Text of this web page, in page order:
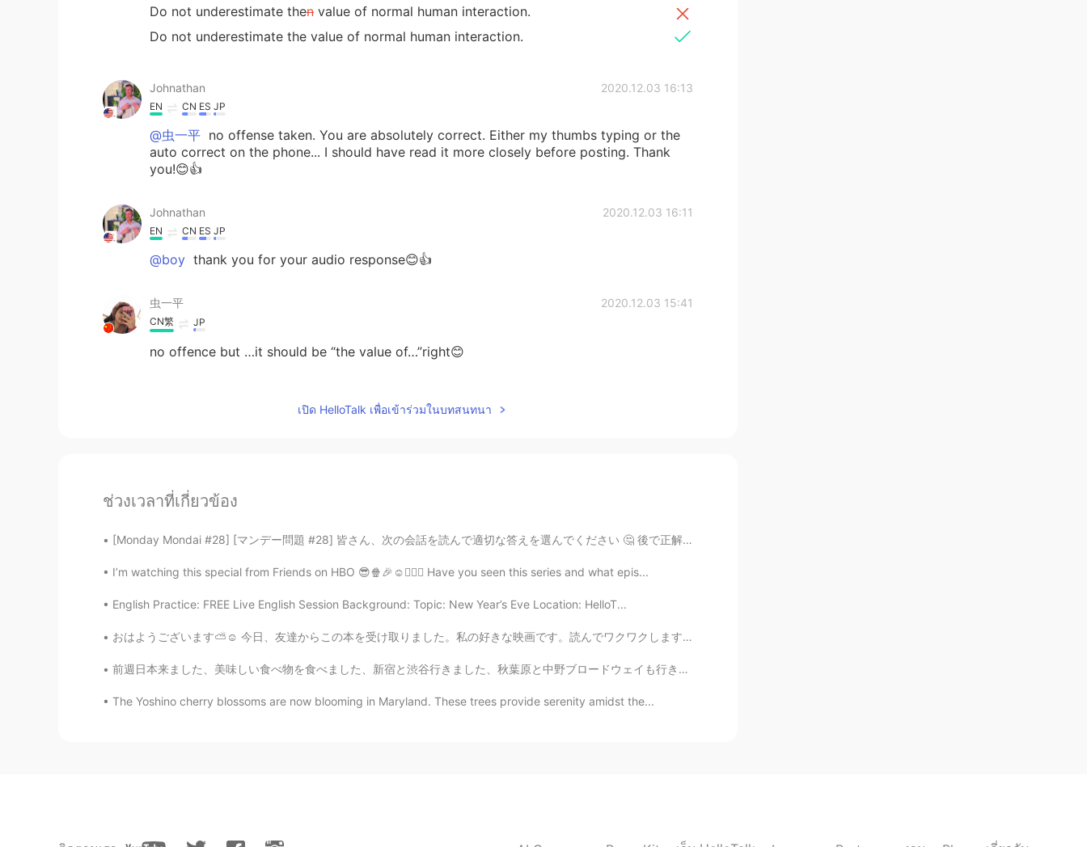
Do not underestimate then value of normal human interaction.
Do not underestimate the value of normal human interaction.
Johnathan 2020.12.03 16:13
EN CN ES JP
@虫一平 no offense taken. You are absolutely correct. Either my thumbs typing or the
auto correct on the phone... I should have read it more closely before posting. Thank
you!😊👍
Johnathan 2020.12.03 16:11
EN CN ES JP
@boy thank you for your audio response😊👍
虫一平 2020.12.03 15:41
CN繁 JP
no offence but …it should be “the value of…”right😊
EN CN ES JP
@虫一平 great job!!
julio 2020.12.03 15:39
Johnathan 2020.12.03 15:39
เปิด HelloTalk เพื่อเข้าร่วมในบทสนทนา
ช่วงเวลาที่เกี่ยวข้อง
[Monday Mondai #28] [マンデー問題 #28] 皆さん、次の会話を読んで適切な答えを選んでください 🤔 後で正解を発表し、説明します 😁 👦🏼：”Hey Sis! Let’...
I’m watching this special from Friends on HBO 😎🍿🎉☺️🙋🏻‍♀️ Have you seen this series and what epis...
English Practice: FREE Live English Session Background: Topic: New Year’s Eve Location: HelloT...
おはようございます⛅️☺️ 今日、友達からこの本を受け取りました。私の好きな映画です。読んでワクワクします!!🌿🌱🌿 ほんとうにありがとう！！ 今朝ここで雨が降った。気配かな~ 🌧☔️🌧 ま...
前週日本来ました、美味しい食べ物を食べました、新宿と渋谷行きました、秋葉原と中野ブロードウェイも行きました、たくさん面白いものします 三日月ごろ東京に住んでいますでもご家族いないとちょっと寂し...
The Yoshino cherry blossoms are now blooming in Maryland. These trees provide serenity amidst the...